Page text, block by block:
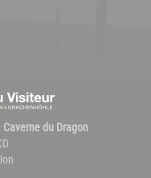
du Dragon